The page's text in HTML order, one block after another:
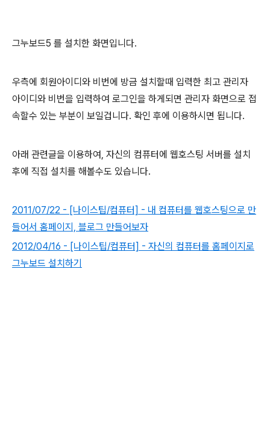
그누보드5 를 설치한 화면입니다.
우측에 회원아이디와 비번에 방금 설치할때 입력한 최고 관리자
아이디와 비번을 입력하여 로그인을 하게되면 관리자 화면으로 접
속할수 있는 부분이 보일겁니다. 확인 후에 이용하시면 됩니다.
아래 관련글을 이용하여, 자신의 컴퓨터에 웹호스팅 서버를 설치
후에 직접 설치를 해볼수도 있습니다.
2011/07/22 - [나이스팁/컴퓨터] - 내 컴퓨터를 웹호스팅으로 만
들어서 홈페이지, 블로그 만들어보자
2012/04/16 - [나이스팁/컴퓨터] - 자신의 컴퓨터를 홈페이지로
그누보드 설치하기